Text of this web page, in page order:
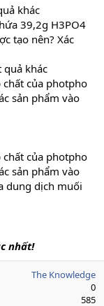
khác
39,2g H3PO4
tạo nên? Xác
quả khác
của photpho
sản phẩm vào
của photpho
sản phẩm vào
dung dịch muối
nhất!
The Knowledge
0
585